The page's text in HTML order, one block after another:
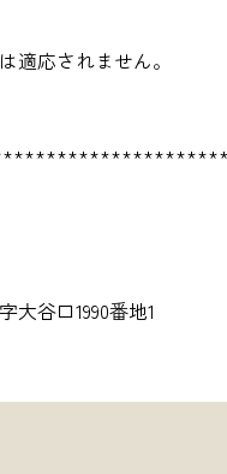
適応されません。
谷口1990番地1